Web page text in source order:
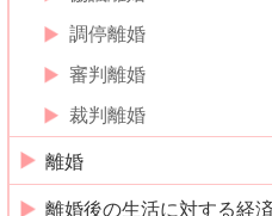
調停離婚
審判離婚
裁判離婚
離婚
離婚後の生活に対する経